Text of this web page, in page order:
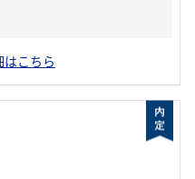
こちら